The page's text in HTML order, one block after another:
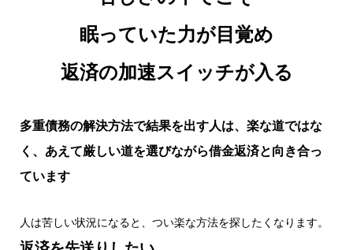
眠っていた力が目覚め
返済の加速スイッチが入る
多重債務の解決方法で結果を出す人は、楽な道ではな
く、あえて厳しい道を選びながら借金返済と向き合っ
ています
人は苦しい状況になると、つい楽な方法を探したくなります。